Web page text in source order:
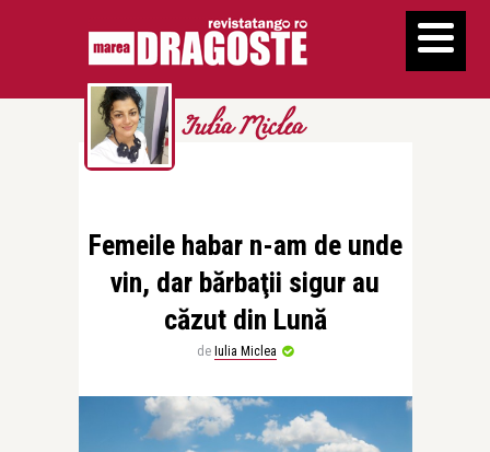
Iulia Miclea
Femeile habar n-am de unde
vin, dar bărbaţii sigur au
căzut din Lună
de Iulia Miclea